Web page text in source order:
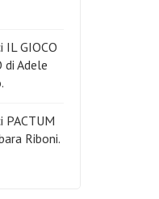
IL GIOCO
di Adele
PACTUM
Riboni.